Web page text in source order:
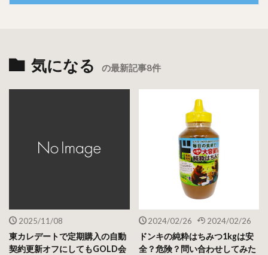
気になる の最新記事8件
2025/11/08
東カレデートで定期購入の自動
契約更新オフにしてもGOLD会
2024/02/26 2024/02/26
ドンキの純粋はちみつ1kgは安
全？危険？問い合わせしてみた